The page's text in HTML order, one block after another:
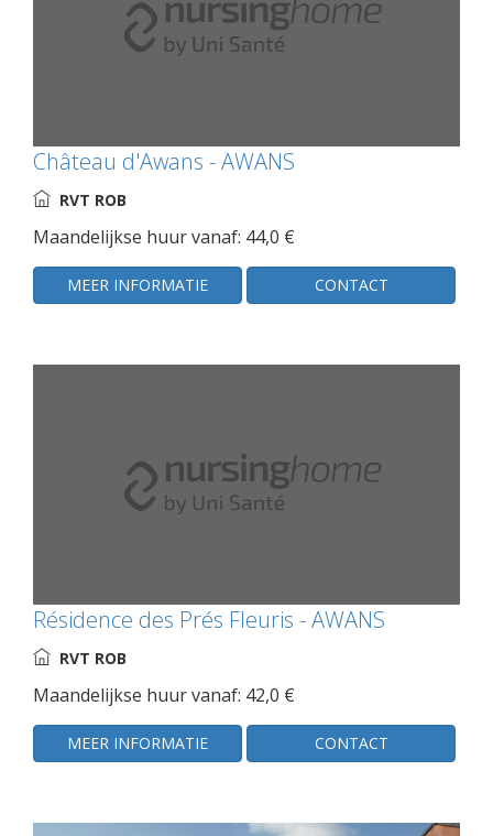
Château d'Awans - AWANS
RVT ROB
Maandelijkse huur vanaf: 44,0 €
MEER INFORMATIE CONTACT
Résidence des Prés Fleuris - AWANS
RVT ROB
Maandelijkse huur vanaf: 42,0 €
MEER INFORMATIE CONTACT